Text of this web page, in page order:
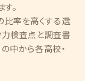
。
比率を高くする選
検査点と調査書
の中から各高校・